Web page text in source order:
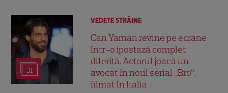
31
VEDETE STRĂINE
Can Yaman revine pe ecrane
într-o ipostază complet
diferită. Actorul joacă un
avocat în noul serial „Bro”,
filmat în Italia